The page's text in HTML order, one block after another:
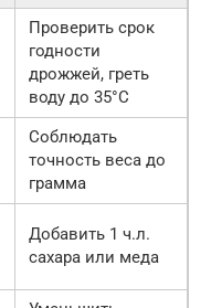
Проверить срок
годности
дрожжей, греть
воду до 35°C
Соблюдать
точность веса до
грамма
Добавить 1 ч.л.
сахара или меда